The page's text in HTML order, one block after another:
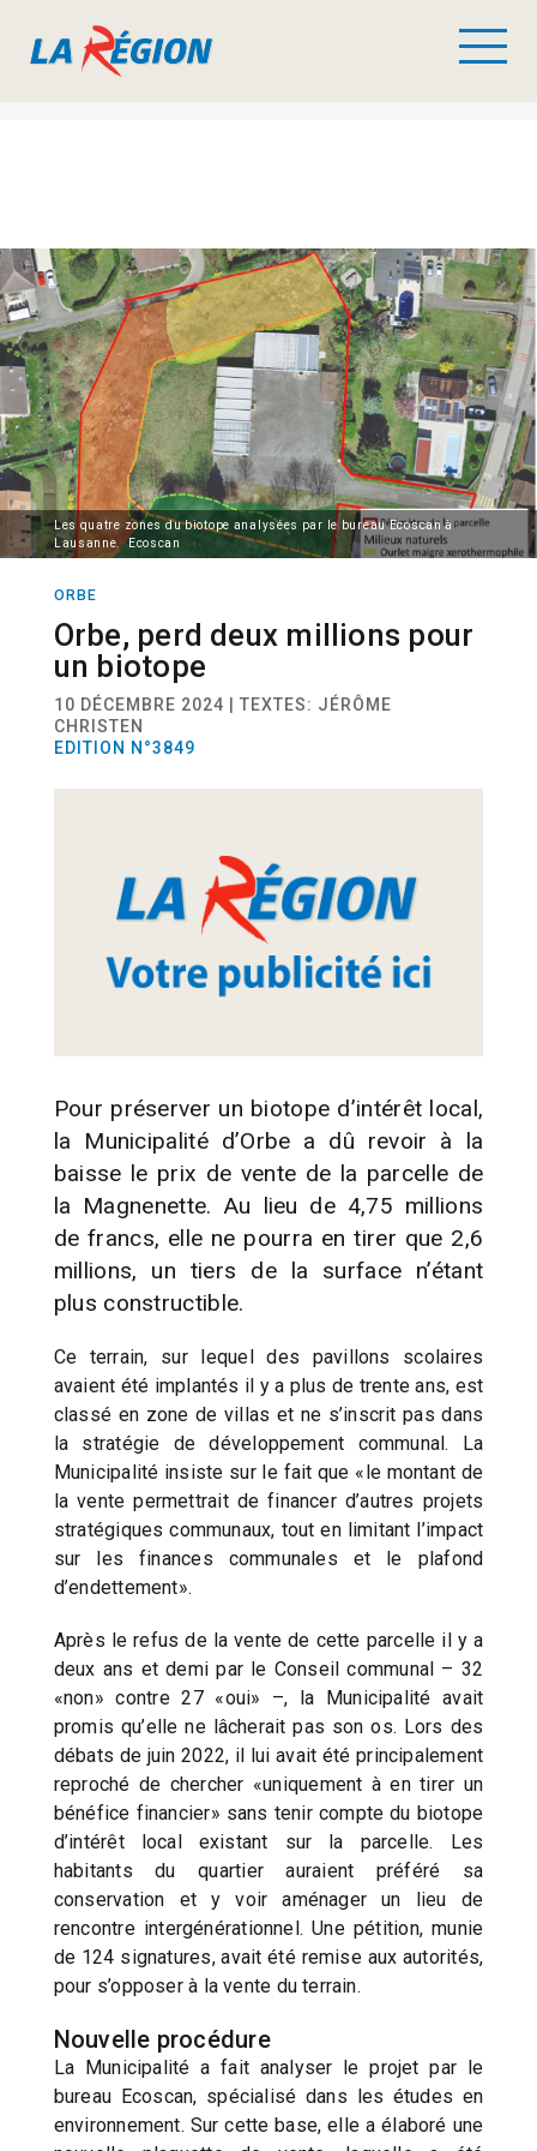
Les quatre zones du biotope analysées par le bureau Ecoscan à
Lausanne. Ecoscan
ORBE
Orbe, perd deux millions pour
un biotope
10 DÉCEMBRE 2024 | TEXTES: JÉRÔME
CHRISTEN
EDITION N°3849
Pour préserver un biotope d’intérêt local,
la Municipalité d’Orbe a dû revoir à la
baisse le prix de vente de la parcelle de
la Magnenette. Au lieu de 4,75 millions
de francs, elle ne pourra en tirer que 2,6
millions, un tiers de la surface n’étant
plus constructible.
Ce terrain, sur lequel des pavillons scolaires
avaient été implantés il y a plus de trente ans, est
classé en zone de villas et ne s’inscrit pas dans
la stratégie de développement communal. La
Municipalité insiste sur le fait que «le montant de
la vente permettrait de financer d’autres projets
stratégiques communaux, tout en limitant l’impact
sur les finances communales et le plafond
d’endettement».
Après le refus de la vente de cette parcelle il y a
deux ans et demi par le Conseil communal – 32
«non» contre 27 «oui» –, la Municipalité avait
promis qu’elle ne lâcherait pas son os. Lors des
débats de juin 2022, il lui avait été principalement
reproché de chercher «uniquement à en tirer un
bénéfice financier» sans tenir compte du biotope
d’intérêt local existant sur la parcelle. Les
habitants du quartier auraient préféré sa
conservation et y voir aménager un lieu de
rencontre intergénérationnel. Une pétition, munie
de 124 signatures, avait été remise aux autorités,
pour s’opposer à la vente du terrain.
Nouvelle procédure
La Municipalité a fait analyser le projet par le
bureau Ecoscan, spécialisé dans les études en
environnement. Sur cette base, elle a élaboré une